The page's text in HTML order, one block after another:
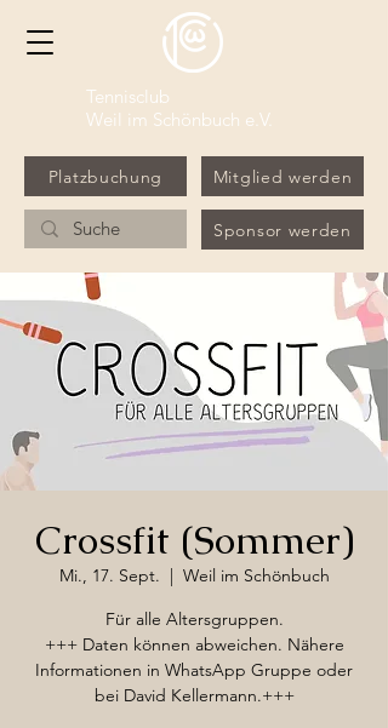
Tennisclub
Weil im Schönbuch e.V.
Platzbuchung Mitglied werden
Sponsor werden
Crossfit (Sommer)
Mi., 17. Sept.
  |
Weil im Schönbuch
Für alle Altersgruppen.
+++ Daten können abweichen. Nähere
Informationen in WhatsApp Gruppe oder
bei David Kellermann.+++